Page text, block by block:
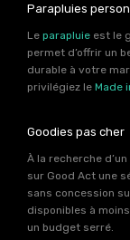
Parapluies
Le parapluie est le
permet d’offrir un
durable à votre
privilégiez le Made
Goodies pas cher
À la recherche
sur Good Act une
sans concession
disponibles à
un budget serré.